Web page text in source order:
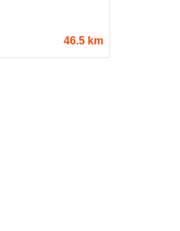
46.5 km